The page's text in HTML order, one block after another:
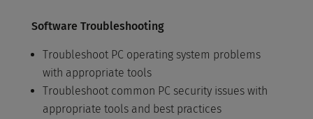
Software Troubleshooting
Troubleshoot PC operating system problems
with appropriate tools
Troubleshoot common PC security issues with
appropriate tools and best practices